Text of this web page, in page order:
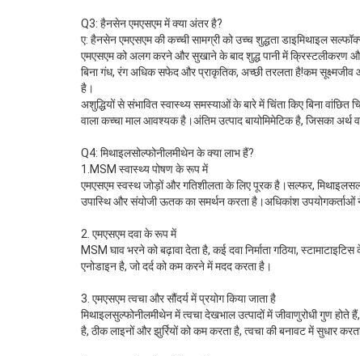
Q3: हैनसेन एमएसएम में क्या अंतर है?
ए: हैनसेन एमएसएम की कच्ची सामग्री को उच्च शुद्धता डाइमिथाइल
एमएसएम को अलग करने और सुखाने के बाद शुद्ध पानी में क्रिस्टलीकरण और
बिना गंध, रंग अधिक सफेद और प्राकृतिक, अच्छी तरलता है!कम
है।
अशुद्धियों से संभावित स्वास्थ्य समस्याओं के बारे में चिंता किए बिना वांछित
वाला कच्चा माल आवश्यक है।अंतिम उत्पाद बायोमिमेटिक है, जिसका अर्थ
Q4: मिथाइलसोल्फोनीलमीथेन के क्या लाभ हैं?
1.MSM स्वास्थ्य पोषण के रूप में
एमएसएम स्वस्थ जोड़ों और गतिशीलता के लिए पूरक है।सल्फर,
उपास्थि और संयोजी ऊतक का समर्थन करता है।अधिकांश उपयोगकर्ताओं
2. एमएसएम दवा के रूप में
MSM घाव भरने को बढ़ावा देता है, कई दवा निर्माता गठिया,
एनोडाइन है, जो दर्द को कम करने में मदद करता है।
3. एमएसएम त्वचा और सौंदर्य में प्रयोग किया जाता है
मिथाइलसुल्फोनीलमीथेन में त्वचा देखभाल उत्पादों में जीवाणुरोधी गुण
है, ठीक लाइनों और झुर्रियों को कम करता है, त्वचा की बनावट में सुधार